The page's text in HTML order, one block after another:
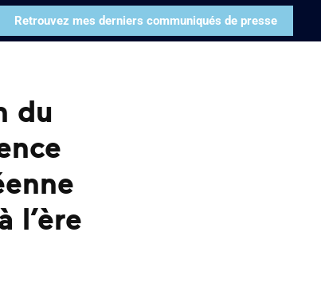
Retrouvez mes derniers communiqués de presse
du
l’ère